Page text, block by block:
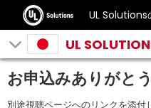
UL Solutions
UL
お申込みありがと
別途視聴ページへのリンクを添付